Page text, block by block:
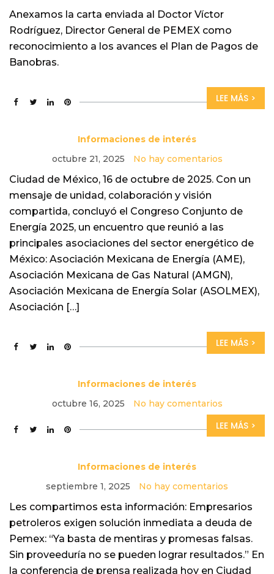
Anexamos la carta enviada al Doctor Víctor
Rodríguez, Director General de PEMEX como
reconocimiento a los avances el Plan de Pagos de
Banobras.
LEE MÁS >
Informaciones de interés
octubre 21, 2025
No hay comentarios
Ciudad de México, 16 de octubre de 2025. Con un
mensaje de unidad, colaboración y visión
compartida, concluyó el Congreso Conjunto de
Energía 2025, un encuentro que reunió a las
principales asociaciones del sector energético de
México: Asociación Mexicana de Energía (AME),
Asociación Mexicana de Gas Natural (AMGN),
Asociación Mexicana de Energía Solar (ASOLMEX),
Asociación […]
LEE MÁS >
Informaciones de interés
octubre 16, 2025
No hay comentarios
LEE MÁS >
Informaciones de interés
septiembre 1, 2025
No hay comentarios
Les compartimos esta información: Empresarios
petroleros exigen solución inmediata a deuda de
Pemex: “Ya basta de mentiras y promesas falsas.
Sin proveeduría no se pueden lograr resultados.” En
la conferencia de prensa realizada hoy en Ciudad